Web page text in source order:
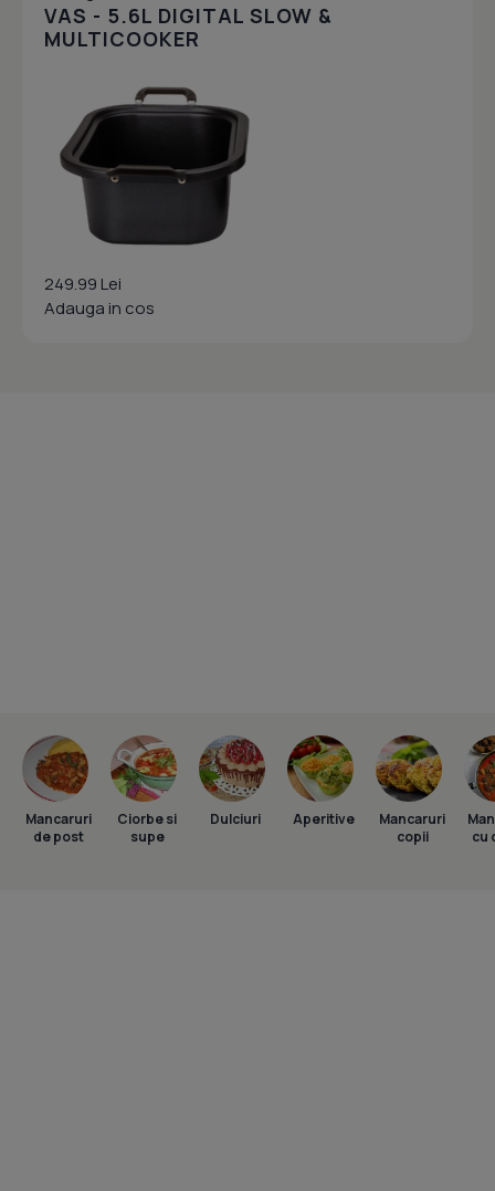
VAS - 5.6L DIGITAL SLOW &
MULTICOOKER
249.99 Lei
Adauga in cos
Mancaruri
de post
Ciorbe si
supe
Dulciuri Aperitive
Mancaruri
copii
cu